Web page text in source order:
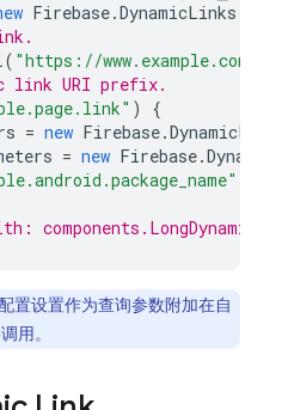
Firebase.DynamicLinks
( "https://www.example.com/"
link URI prefix.
)
{
= new Firebase.DynamicLinks
= new Firebase.
置设置作为查询参数附加在自
用。